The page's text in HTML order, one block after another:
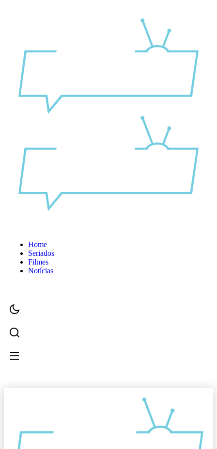
Home
Seriados
Filmes
Notícias